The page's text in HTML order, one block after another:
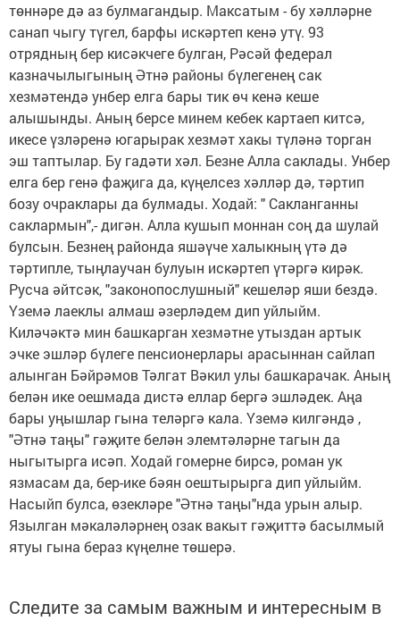
төннәре дә аз булмагандыр. Максатым - бу хәлләрне
санап чыгу түгел, барфы искәртеп кенә утү. 93
отрядның бер кисәкчеге булган, Рәсәй федерал
казначылыгының Әтнә районы бүлегенең сак
хезмәтендә унбер елга бары тик өч кенә кеше
алышынды. Аның берсе минем кебек картаеп китсә,
икесе үзләренә югарырак хезмәт хакы түләнә торган
эш таптылар. Бу гадәти хәл. Безне Алла саклады. Унбер
елга бер генә фаҗига да, күңелсез хәлләр дә, тәртип
бозу очраклары да булмады. Ходай: " Сакланганны
саклармын",- дигән. Алла кушып моннан соң да шулай
булсын. Безнең районда яшәүче халыкның үтә дә
тәртипле, тыңлаучан булуын искәртеп үтәргә кирәк.
Русча әйтсәк, "законопослушный" кешеләр яши бездә.
Үземә лаеклы алмаш әзерләдем дип уйлыйм.
Киләчәктә мин башкарган хезмәтне утыздан артык
эчке эшләр бүлеге пенсионерлары арасыннан сайлап
алынган Бәйрәмов Тәлгат Вәкил улы башкарачак. Аның
белән ике оешмада дистә еллар бергә эшләдек. Аңа
бары уңышлар гына теләргә кала. Үземә килгәндә ,
"Әтнә таңы" гәҗите белән элемтәләрне тагын да
ныгытырга исәп. Ходай гомерне бирсә, роман ук
язмасам да, бер-ике бәян оештырырга дип уйлыйм.
Насыйп булса, өзекләре "Әтнә таңы"нда урын алыр.
Язылган мәкаләләрнең озак вакыт гәҗиттә басылмый
ятуы гына бераз күңелне төшерә.
Следите за самым важным и интересным в